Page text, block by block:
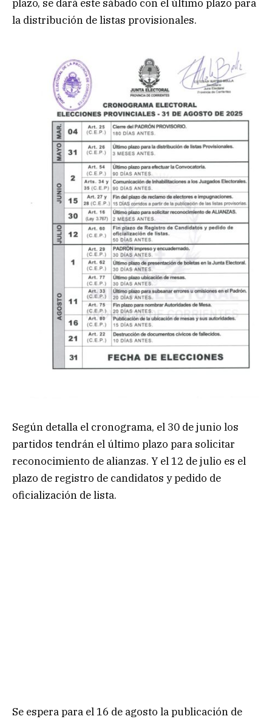
plazo, se dará este sábado con el último plazo para
la distribución de listas provisionales.
Según detalla el cronograma, el 30 de junio los
partidos tendrán el último plazo para solicitar
reconocimiento de alianzas. Y el 12 de julio es el
plazo de registro de candidatos y pedido de
oficialización de lista.
Se espera para el 16 de agosto la publicación de